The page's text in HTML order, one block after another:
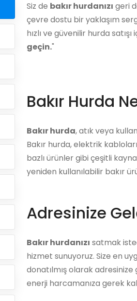
Siz de bakır hurdanızı geri
çevre dostu bir yaklaşım
hızlı ve güvenilir hurda satışı
geçin."
Bakır Hurda
Bakır hurda, atık veya
Bakır hurda, elektrik
bazlı ürünler gibi çeşitli
yeniden kullanılabilir bakır
Adresinize
Bakır hurdanızı satmak
hizmet sunuyoruz. Size en
donatılmış olarak adresinize
enerji harcamanıza gerek